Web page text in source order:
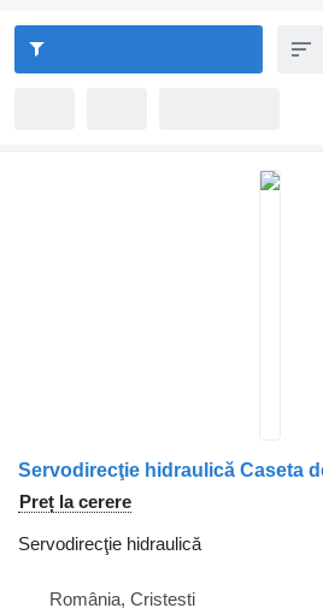
Preț la cerere
Servodirecţie hidraulică
România, Cristesti